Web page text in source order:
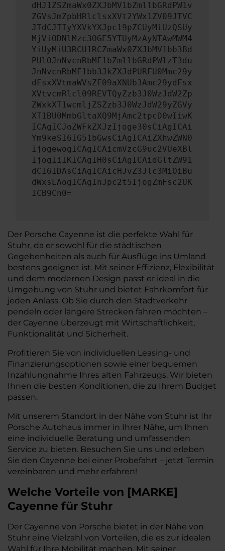
dHJ1ZSZmaWx0ZXJbMV1bZmllbGRdPW1v
ZGVsJmZpbHRlclsxXVt2YWx1ZV09JTVC
JTdCJTIyYXVkYXJpc19pZCUyMiUzQSUy
MjViODNlMzc3OGE5YTUyMzAyNTAwMWM4
YiUyMiU3RCU1RCZmaWx0ZXJbMV1bb3Bd
PUlOJnNvcnRbMF1bZmllbGRdPWlzT3du
JnNvcnRbMF1bb3JkZXJdPURFU0Mmc29y
dFsxXVtmaWVsZF09aXNUb3Amc29ydFsx
XVtvcmRlcl09REVTQyZzb3J0WzJdW2Zp
ZWxkXT1wcmljZSZzb3J0WzJdW29yZGVy
XT1BU0MmbGltaXQ9MjAmc2tpcD0wIiwK
ICAgICJoZWFkZXJzIjoge30sCiAgICAi
Ym9keSI6IG51bGwsCiAgICAiZXhwZWN0
IjogewogICAgICAicmVzcG9uc2VUeXBl
IjogIiIKICAgIH0sCiAgICAidGltZW91
dCI6IDAsCiAgICAicHJvZ3Jlc3MiOiBu
dWxsLAogICAgInJpc2t5IjogZmFsc2UK
ICB9Cn0=
Der Porsche Cayenne ist die perfekte Wahl für
Stuhr, da er sowohl für die städtischen
Gegebenheiten als auch für Ausflüge ins Umland
bestens geeignet ist. Mit seiner Effizienz, Flexibilität
und dem modernen Design passt er ideal in die
Umgebung von Stuhr und bietet Fahrkomfort für
jeden Anlass. Ob Sie durch den Stadtverkehr
pendeln oder längere Strecken fahren möchten –
der Cayenne überzeugt mit Wirtschaftlichkeit,
Funktionalität und Sicherheit.
Profitieren Sie von individuellen Leasing- und
Finanzierungsoptionen sowie einer bequemen
Inzahlungnahme Ihres alten Fahrzeugs. Wir bieten
Ihnen die besten Konditionen, die zu Ihrem Budget
passen.
Mit unserem Standort in der Nähe von Stuhr ist Ihr
Porsche Autohaus immer in Ihrer Nähe, um Ihnen
eine individuelle Beratung und umfassenden
Service zu bieten. Besuchen Sie uns und erleben
Sie den Cayenne bei einer Probefahrt – jetzt Termin
vereinbaren und mehr erfahren!
Welche Vorteile von [MARKE]
Cayenne für Stuhr
Der Cayenne von Porsche bietet in der Nähe von
Stuhr eine Vielzahl von Vorteilen, die es zur idealen
Wahl für Ihre Mobilität machen. Mit seiner